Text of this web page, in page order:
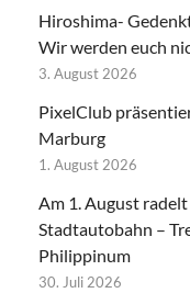
Hiroshima-
Wir werden euch
3. August 2026
PixelClub
Marburg
1. August 2026
Am 1. August
Stadtautobahn –
Philippinum
30. Juli 2026